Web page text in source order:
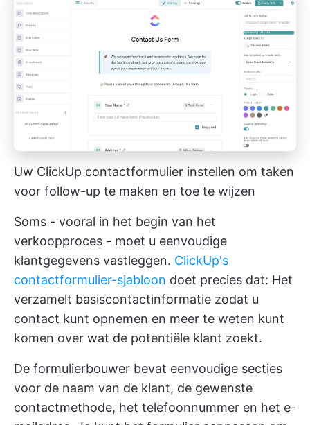
Uw ClickUp contactformulier instellen om taken
voor follow-up te maken en toe te wijzen
Soms - vooral in het begin van het
verkoopproces - moet u eenvoudige
klantgegevens vastleggen. ClickUp's
contactformulier-sjabloon doet precies dat: Het
verzamelt basiscontactinformatie zodat u
contact kunt opnemen en meer te weten kunt
komen over wat de potentiële klant zoekt.
De formulierbouwer bevat eenvoudige secties
voor de naam van de klant, de gewenste
contactmethode, het telefoonnummer en het e-